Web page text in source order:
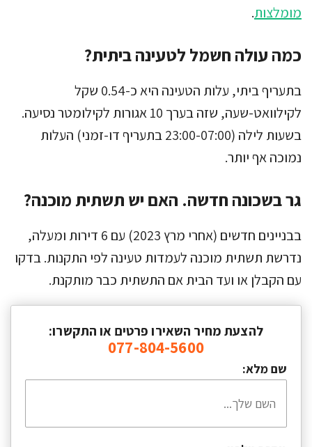
מומלצות.
כמה עולה חשמל לטעינה ביתית?
בתעריף ביתי, עלות הטעינה היא כ-0.54 שקל
לקילוואט-שעה, שזה בערך 10 אגורות לקילומטר נסיעה.
בשעות לילה (23:00-07:00 בתעריף דו-זמני) העלות
נמוכה אף יותר.
גר בשכונה חדשה. האם יש תשתית מוכנה?
בבניינים חדשים (אחרי מרץ 2023) עם 6 דירות ומעלה,
נדרשת תשתית מוכנה לעמדות טעינה לפי התקנות. בדקו
עם הקבלן או ועד הבית אם התשתית כבר מותקנת.
להצעת מחיר השאירו פרטים או התקשרו:
077-804-5600
שם מלא: